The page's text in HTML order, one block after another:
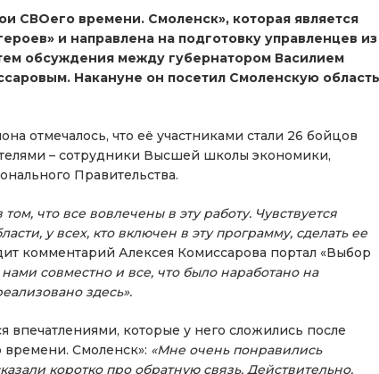
СВОего времени. Смоленск», которая является
и направлена на подготовку управленцев из
обсуждения между губернатором Василием
Накануне он посетил Смоленскую область
отмечалось, что её участниками стали 26 бойцов
– сотрудники Высшей школы экономики,
Правительства.
что все вовлечены в эту работу. Чувствуется
у всех, кто включен в эту программу, сделать ее
комментарий Алексея Комиссарова портал «Выбор
совместно и все, что было наработано на
здесь».
которые у него сложились после
Смоленск»: «Мне очень понравились
коротко про обратную связь. Действительно,